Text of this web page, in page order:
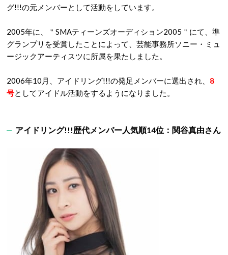
グ!!!の元メンバーとして活動をしています。
2005年に、＂SMAティーンズオーディション2005＂にて、準
グランプリを受賞したことによって、芸能事務所ソニー・ミュ
ージックアーティスツに所属を果たしました。
2006年10月、アイドリング!!!の発足メンバーに選出され、 8
号としてアイドル活動をするようになりました。
アイドリング!!!歴代メンバー人気順14位：関谷真由さん